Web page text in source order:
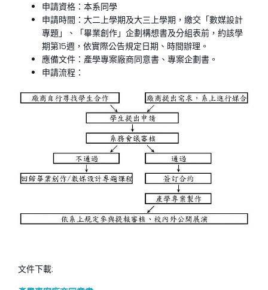
申請資格：本系同學
申請時間：大二上學期及大三上學期，繳交「數媒設計
專題」、「畢業創作」企劃構想書及分組表前，約該學
期第15週，依實際公告規定日期、時間辦理。
應備文件：產學專案廠商同意書、專案企劃書。
申請流程：
文件下載: